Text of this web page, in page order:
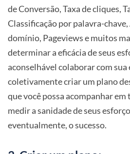
de Conversão, Taxa de cliques,
Classificação por palavra-
domínio, Pageviews e muitos
determinar a eficácia de seus
aconselhável colaborar com sua
coletivamente criar um plano
que você possa acompanhar
medir a sanidade de seus
eventualmente, o sucesso.